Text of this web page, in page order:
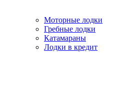
Моторные лодки
Гребные лодки
Катамараны
Лодки в кредит